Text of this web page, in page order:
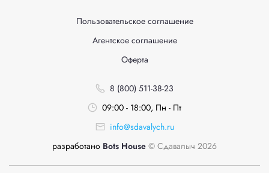
Пользовательское соглашение
Агентское соглашение
Оферта
8 (800) 511-38-23
09:00 - 18:00, Пн - Пт
info@sdavalych.ru
разработано Bots House © Сдавалыч 2026